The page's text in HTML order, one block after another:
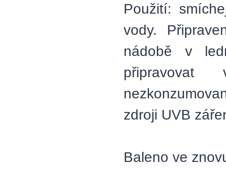
Použití:
vody.
nádobě v
připravovat
zdroji UVB
Baleno ve